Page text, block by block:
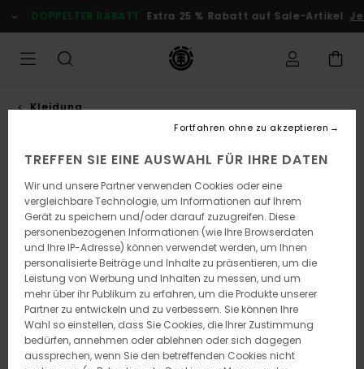
zur
Produkt
springen
DOPPELTER RABATT Extra 25 % Rabatt auf Sale-Artikel
Kleidung
Filtern & Sortieren 16Ergebnisse
Direkt
Filterkriterien
springen
Überspringen
filtern
nach
TREFFEN SIE EINE AUSWAHL FÜR IHRE DATEN
Wir und unsere Partner verwenden Cookies oder eine
vergleichbare Technologie, um Informationen auf Ihrem
Gerät zu speichern und/oder darauf zuzugreifen. Diese
personenbezogenen Informationen (wie Ihre Browserdaten
und Ihre IP-Adresse) können verwendet werden, um Ihnen
personalisierte Beiträge und Inhalte zu präsentieren, um die
Leistung von Werbung und Inhalten zu messen, und um
mehr über ihr Publikum zu erfahren, um die Produkte unserer
Partner zu entwickeln und zu verbessern. Sie können Ihre
Wahl so einstellen, dass Sie Cookies, die Ihrer Zustimmung
bedürfen, annehmen oder ablehnen oder sich dagegen
aussprechen, wenn Sie den betreffenden Cookies nicht
Fortfahren ohne zu akzeptieren